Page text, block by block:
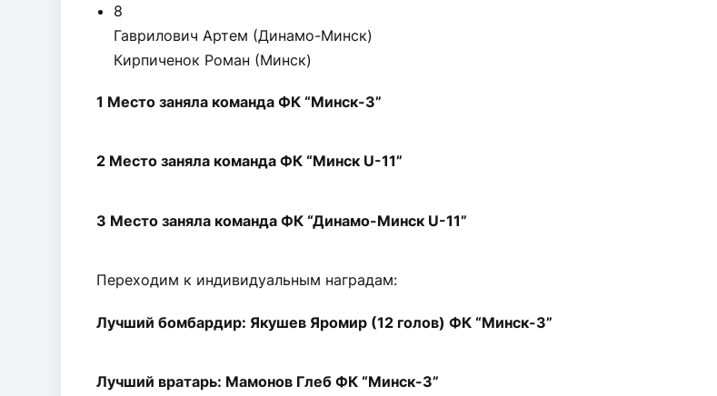
8
Гаврилович Артем (Динамо-Минск)
Кирпиченок Роман (Минск)
1 Место заняла команда ФК “Минск-3”
2 Место заняла команда ФК “Минск U-11”
3 Место заняла команда ФК “Динамо-Минск U-11”
Переходим к индивидуальным наградам:
Лучший бомбардир: Якушев Яромир (12 голов) ФК “Минск-3”
Лучший вратарь: Мамонов Глеб ФК “Минск-3”